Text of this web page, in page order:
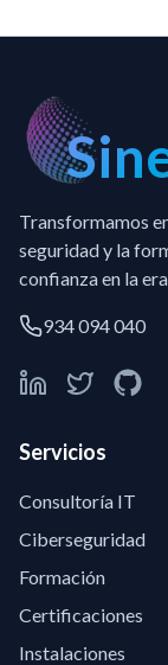
Transformamos
seguridad y la
confianza en la
934 094 040
Servicios
Consultoría IT
Ciberseguridad
Formación
Certificaciones
Instalaciones